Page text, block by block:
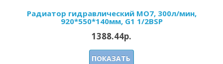
Радиатор гидравлический МО7, 300л/мин,
920*550*140мм, G1 1/2BSP
1388.44р.
ПОКАЗАТЬ